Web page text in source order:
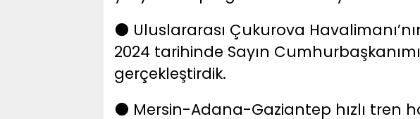
⚫
Uluslararası Çukurova
2024 tarihinde Sayın
gerçekleştirdik.
⚫ Mersin-Adana-Gaziantep hızlı tren